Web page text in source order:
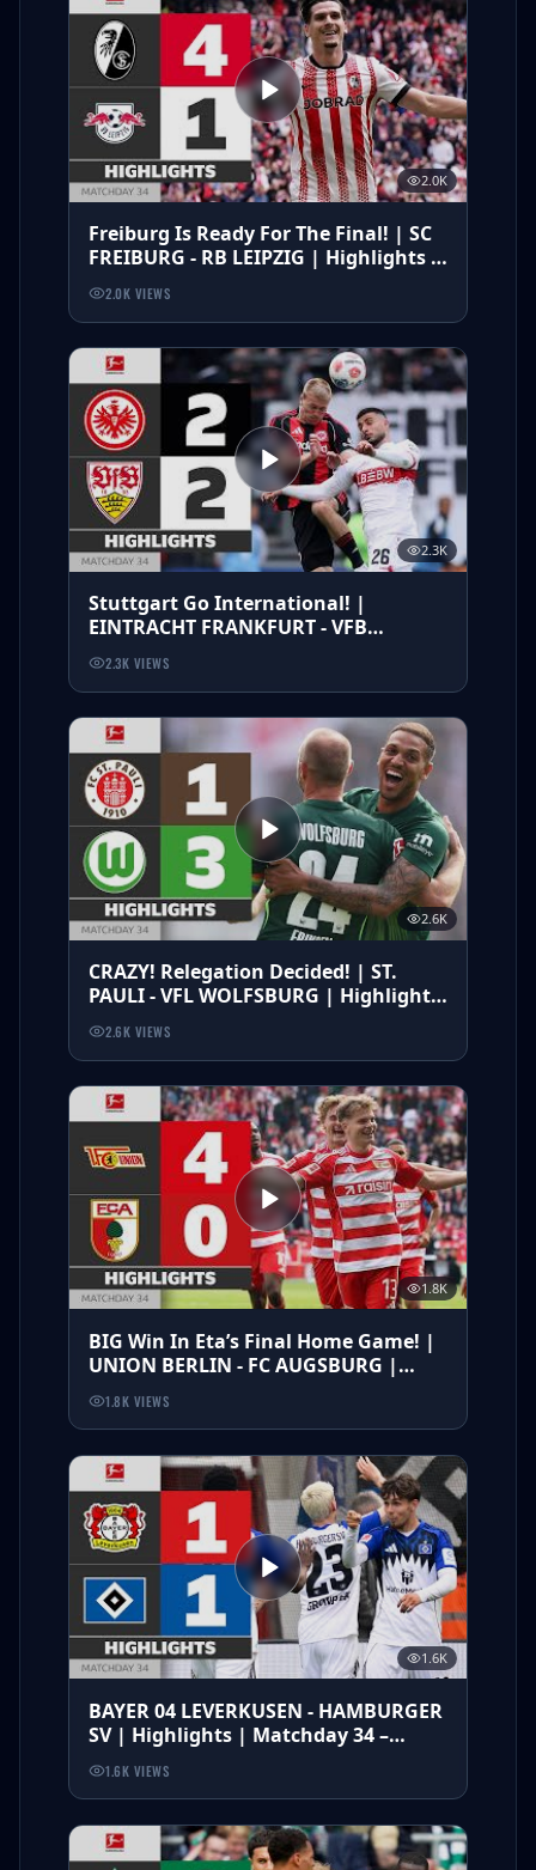
2.0K
Freiburg Is Ready For The Final! | SC
FREIBURG - RB LEIPZIG | Highlights |
Matchday 34 – Bundesliga
2.0K VIEWS
2.3K
Stuttgart Go International! |
EINTRACHT FRANKFURT - VFB
STUTTGART | Highlights | MD 34 –
Bundesliga
2.3K VIEWS
2.6K
CRAZY! Relegation Decided! | ST.
PAULI - VFL WOLFSBURG | Highlights
| Matchday 34 – Bundesliga 25/26
2.6K VIEWS
1.8K
BIG Win In Eta’s Final Home Game! |
UNION BERLIN - FC AUGSBURG |
Highlights | MD 34 Bundesliga 25/26
1.8K VIEWS
1.6K
BAYER 04 LEVERKUSEN - HAMBURGER
SV | Highlights | Matchday 34 –
Bundesliga 2025/26
1.6K VIEWS